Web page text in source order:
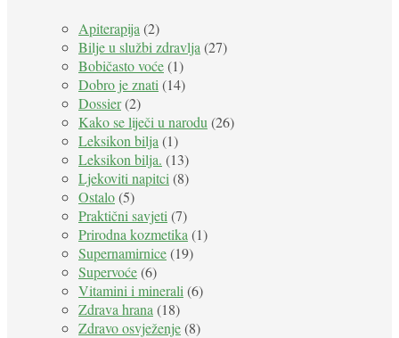
Apiterapija (2)
Bilje u službi zdravlja (27)
Bobičasto voće(1)
Dobro je znati (14)
Dossier(2)
Kako se liječi u narodu (26)
Leksikon bilja (1)
Leksikon bilja. (13)
Ljekoviti napitci (8)
Ostalo(5)
Praktični savjeti (7)
Prirodna kozmetika (1)
Supernamirnice(19)
Supervoće(6)
Vitamini i minerali (6)
Zdrava hrana (18)
Zdravo osvježenje(8)